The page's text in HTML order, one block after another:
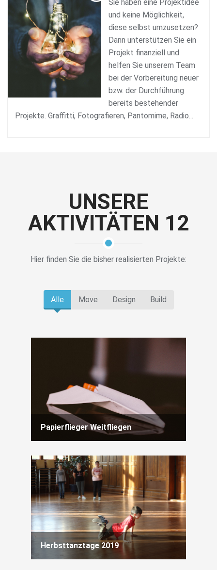
Sie haben eine Projektidee
und keine Möglichkeit,
diese selbst umzusetzen?
Dann unterstützen Sie ein
Projekt finanziell und
helfen Sie unserem Team
bei der Vorbereitung neuer
bzw. der Durchführung
bereits bestehender
Projekte. Graffitti, Fotografieren, Pantomime, Radio...
UNSERE
AKTIVITÄTEN 12
Hier finden Sie die bisher realisierten Projekte:
Alle Move Design Build
Papierflieger Weitfliegen
Herbsttanztage 2019